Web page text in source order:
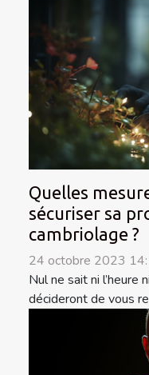
Quelles
sécuriser sa
cambriolage ?
24 octobre 2023
Nul ne sait ni l’heure
décideront de vous